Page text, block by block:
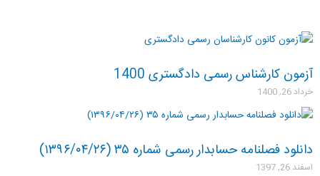
آزمون کارشناس رسمی دادگستری 1400
خرداد 26, 1400
دانلود فصلنامه حسابدار رسمی شماره ۳۵ (۱۳۹۶/۰۴/۲۶)
اسفند 26, 1397